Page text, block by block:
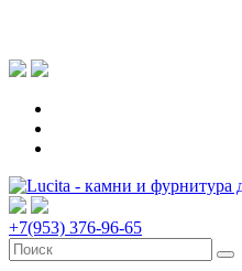
+7(953) 376-96-65